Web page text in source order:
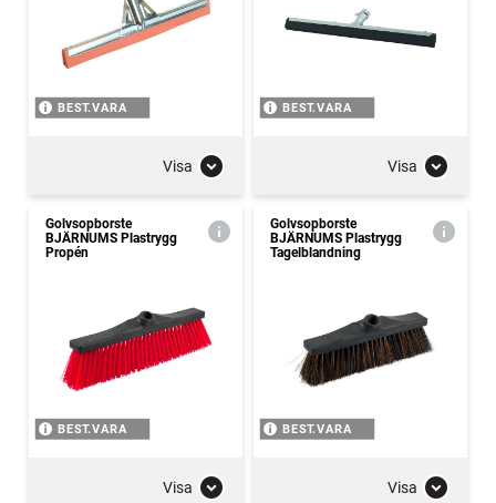
BEST.VARA
Visa
BEST.VARA
Visa
Golvsopborste
BJÄRNUMS Plastrygg
Propén
BEST.VARA
Visa
Golvsopborste
BJÄRNUMS Plastrygg
Tagelblandning
BEST.VARA
Visa